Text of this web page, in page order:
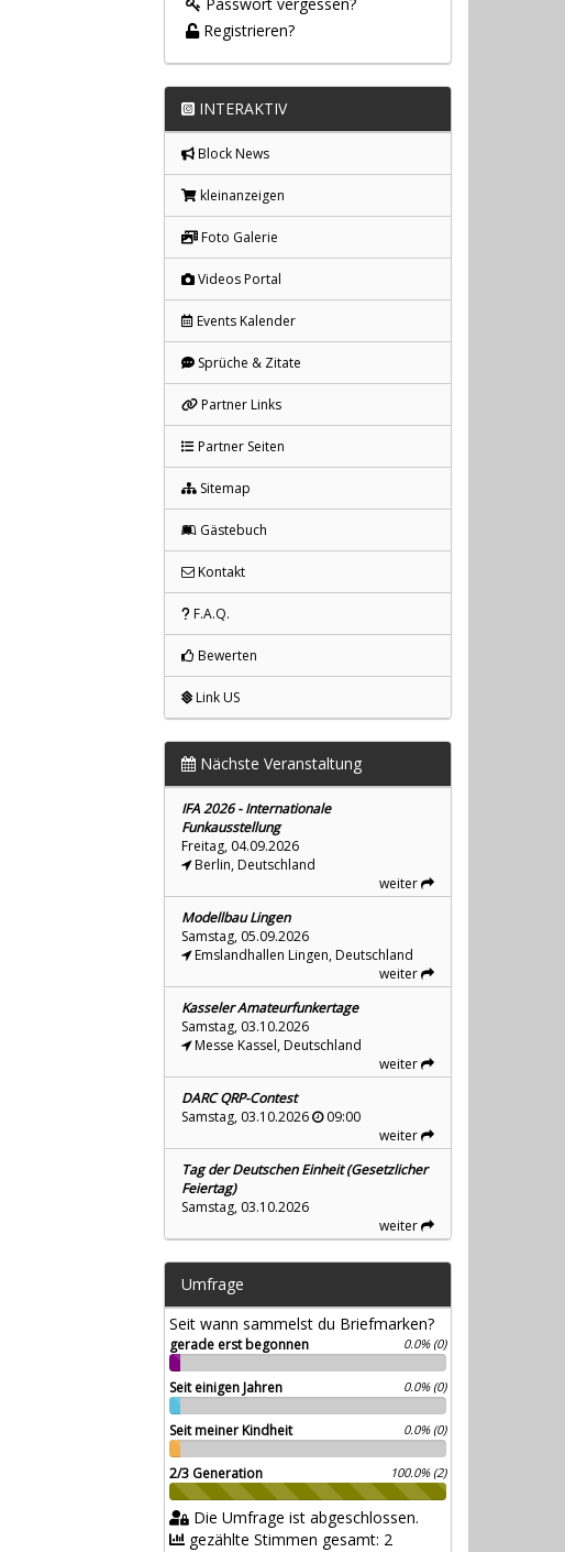
Passwort vergessen?
Registrieren?
INTERAKTIV
Block News
kleinanzeigen
Foto Galerie
Videos Portal
Events Kalender
Sprüche & Zitate
Partner Links
Partner Seiten
Sitemap
Gästebuch
Kontakt
F.A.Q.
Bewerten
Link US
Nächste Veranstaltung
IFA 2026 - Internationale
Funkausstellung
Freitag, 04.09.2026
Berlin, Deutschland
weiter
Modellbau Lingen
Samstag, 05.09.2026
Emslandhallen Lingen, Deutschland
weiter
Kasseler Amateurfunkertage
Samstag, 03.10.2026
Messe Kassel, Deutschland
weiter
DARC QRP-Contest
Samstag, 03.10.2026
09:00
weiter
Tag der Deutschen Einheit (Gesetzlicher
Feiertag)
Samstag, 03.10.2026
weiter
Umfrage
Seit wann sammelst du Briefmarken?
gerade erst begonnen 0.0% (0)
Seit einigen Jahren 0.0% (0)
Seit meiner Kindheit 0.0% (0)
2/3 Generation 100.0% (2)
Die Umfrage ist abgeschlossen.
gezählte Stimmen gesamt: 2